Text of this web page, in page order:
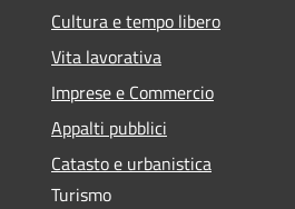
Cultura e tempo libero
Vita lavorativa
Imprese e Commercio
Appalti pubblici
Catasto e urbanistica
Turismo